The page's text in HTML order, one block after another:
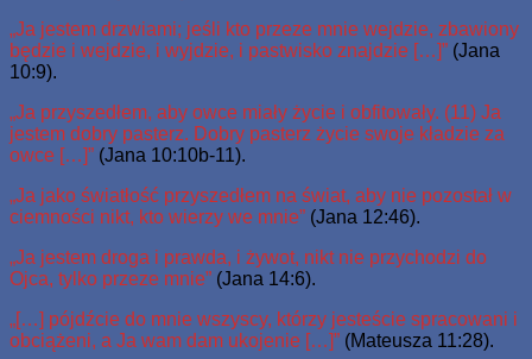
„Ja jestem drzwiami; jeśli kto przeze mnie wejdzie, zbawiony
będzie i wejdzie, i wyjdzie, i pastwisko znajdzie […]” (Jana
10:9).
„Ja przyszedłem, aby owce miały życie i obfitowały. (11) Ja
jestem dobry pasterz. Dobry pasterz życie swoje kładzie za
owce […]” (Jana 10:10b-11).
„Ja jako światłość przyszedłem na świat, aby nie pozostał w
ciemności nikt, kto wierzy we mnie” (Jana 12:46).
„Ja jestem droga i prawda, i żywot, nikt nie przychodzi do
Ojca, tylko przeze mnie” (Jana 14:6).
„[…] pójdźcie do mnie wszyscy, którzy jesteście spracowani i
obciążeni, a Ja wam dam ukojenie […]” (Mateusza 11:28).